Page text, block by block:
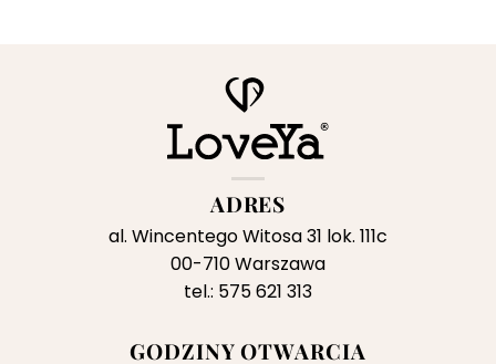
ADRES
al. Wincentego Witosa 31 lok. 111c
00-710 Warszawa
tel.: 575 621 313
GODZINY OTWARCIA